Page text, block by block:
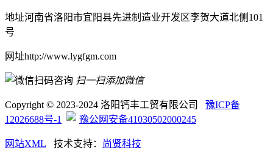
地址河南省洛阳市宜阳县先进制造业开发区李贺大道北侧101
号
网址http://www.lygfgm.com
扫一扫添加微信
Copyright © 2023-2024 洛阳钙丰工贸有限公司 豫ICP备
12026688号-1
豫公网安备41030502000245
网站XML 技术支持： 尚贤科技